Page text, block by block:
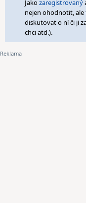
Jakozaregistrovaný
nejen ohodnotit,
diskutovat o ní či ji
chci atd.).